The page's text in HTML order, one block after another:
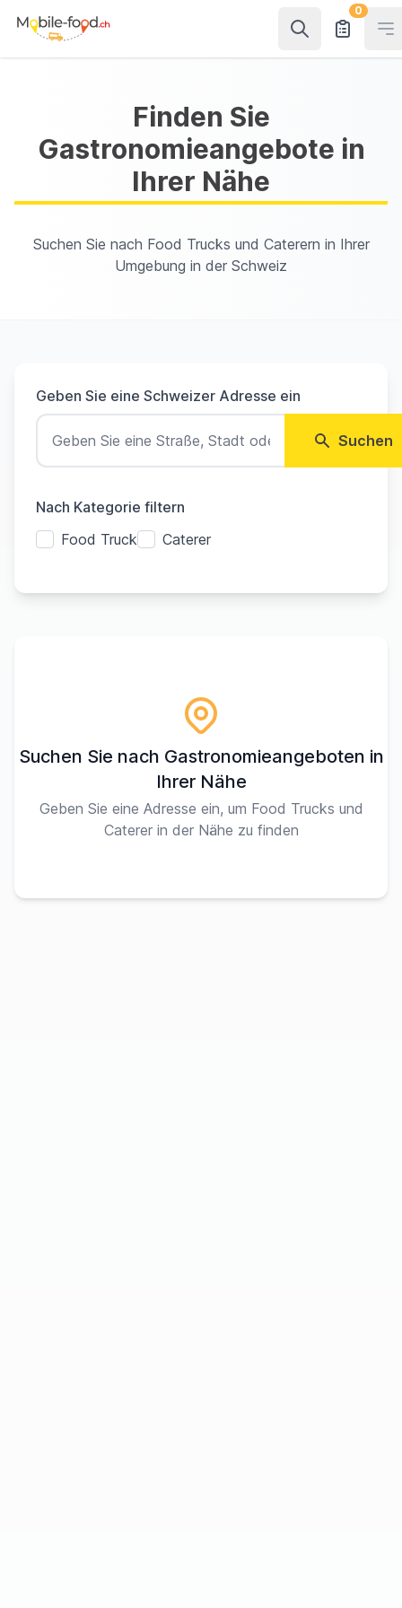
0
Finden Sie
Gastronomieangebote in
Ihrer Nähe
Suchen Sie nach Food Trucks und Caterern in Ihrer
Umgebung in der Schweiz
Geben Sie eine Schweizer Adresse ein
Suchen
Nach Kategorie filtern
Food Truck
Caterer
Suchen Sie nach Gastronomieangeboten in
Ihrer Nähe
Geben Sie eine Adresse ein, um Food Trucks und
Caterer in der Nähe zu finden